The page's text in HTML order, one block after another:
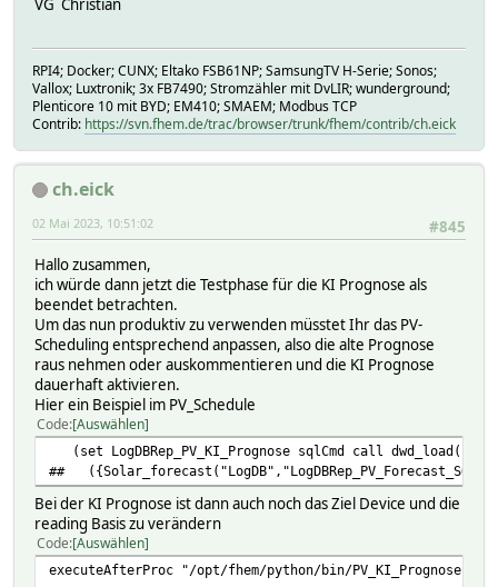
$Active_energy = ::CommandGet(undef,
SELECT VALUE FROM history\
WHERE DEVICE='WR_0_KSEM'\
AND READING='Active_energy-'\
AND TIMESTAMP <= subdate(curdate(),
ORDER BY TIMESTAMP desc\
fhem("setreading WR_1_API
\
$Active_energy = ::CommandGet(undef,
SELECT VALUE FROM history\
WHERE DEVICE='WR_0_KSEM'\
AND READING='Active_energy+'\
AND TIMESTAMP > curdate() - interval 1
AND TIMESTAMP <= LAST_DAY(SUBDATE(curdate(),
ORDER BY TIMESTAMP desc\
LIMIT 1;;") ;;\
fhem("setreading WR_1_API SW_Meter_init_Grid_Month
\
::CommandGet(undef, "WR_2_API
::CommandGet(undef, "WR_1_API
\
} else {\
fhem("setreading WR_1_API
fhem("setreading WR_1_API SW_Meter_init_Grid_Day
VG Christian
RPI4; Docker; CUNX; Eltako FSB61NP; SamsungTV H-Serie; Sonos;
Vallox; Luxtronik; 3x FB7490; Stromzähler mit DvLIR; wunderground;
Plenticore 10 mit BYD; EM410; SMAEM; Modbus TCP
Contrib: https://svn.fhem.de/trac/browser/trunk/fhem/contrib/ch.eick
ch.eick
#845
02 Mai 2023, 10:51:02
Hallo zusammen,
ich würde dann jetzt die Testphase für die KI Prognose als
beendet betrachten.
Um das nun produktiv zu verwenden müsstet Ihr das PV-
Scheduling entsprechend anpassen, also die alte Prognose
raus nehmen oder auskommentieren und die KI Prognose
dauerhaft aktivieren.
Hier ein Beispiel im PV_Schedule
Code Auswählen
(set LogDBRep_PV_KI_Prognose sqlCmd call
##
Bei der KI Prognose ist dann auch noch das Ziel Device und die
reading Basis zu verändern
Code Auswählen
executeAfterProc "/opt/fhem/python/bin/PV_KI_Prognose.py